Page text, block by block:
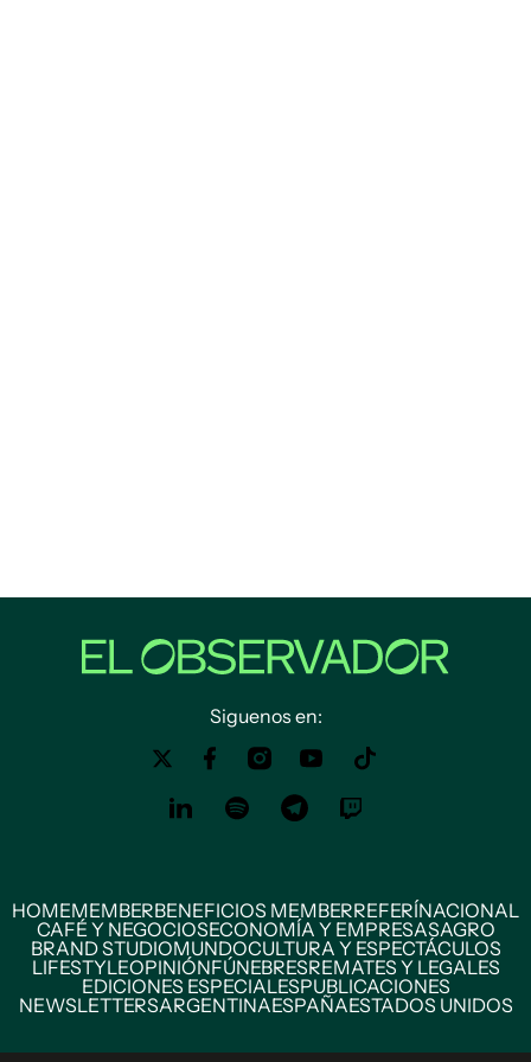
Siguenos en:
HOMEMEMBERBENEFICIOS MEMBERREFERÍNACIONAL
CAFÉ Y NEGOCIOSECONOMÍA Y EMPRESASAGRO
BRAND STUDIOMUNDOCULTURA Y ESPECTÁCULOS
LIFESTYLEOPINIÓNFÚNEBRESREMATES Y LEGALES
EDICIONES ESPECIALESPUBLICACIONES
NEWSLETTERSARGENTINAESPAÑAESTADOS UNIDOS